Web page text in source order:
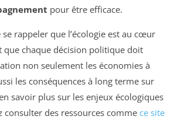
pour être efficace.
rappeler que l’écologie est au cœur
que chaque décision politique doit
non seulement les économies à
les conséquences à long terme sur
savoir plus sur les enjeux écologiques
consulter des ressources comme ce site